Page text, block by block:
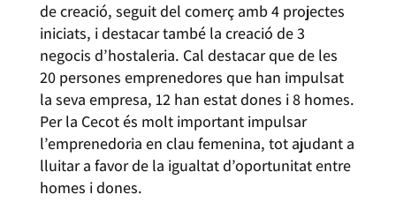
de creació, seguit del comerç amb 4 projectes
iniciats, i destacar també la creació de 3
negocis d’hostaleria. Cal destacar que de les
20 persones emprenedores que han impulsat
la seva empresa, 12 han estat dones i 8 homes.
Per la Cecot és molt important impulsar
l’emprenedoria en clau femenina, tot ajudant a
lluitar a favor de la igualtat d’oportunitat entre
homes i dones.